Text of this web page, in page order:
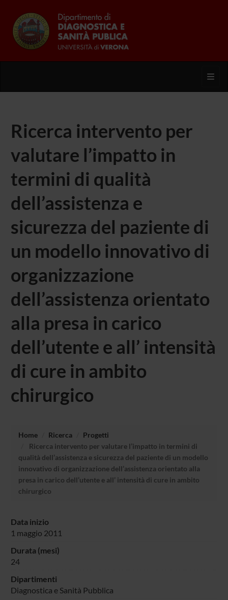
Ricerca intervento per
valutare l’impatto in
termini di qualità
dell’assistenza e
sicurezza del paziente di
un modello innovativo di
organizzazione
dell’assistenza orientato
alla presa in carico
dell’utente e all’ intensità
di cure in ambito
chirurgico
Home Ricerca
Progetti
Ricerca intervento per valutare l’impatto in termini di
qualità dell’assistenza e sicurezza del paziente di un modello
innovativo di organizzazione dell’assistenza orientato alla
presa in carico dell’utente e all’ intensità di cure in ambito
chirurgico
Data inizio
1 maggio 2011
Durata (mesi)
24
Dipartimenti
Diagnostica e Sanità Pubblica